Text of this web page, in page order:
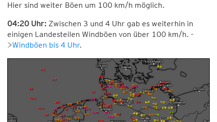
Hier sind weiter Böen um 100 km/h möglich.
04:20 Uhr: Zwischen 3 und 4 Uhr gab es weiterhin in
einigen Landesteilen Windböen von über 100 km/h. -
>Windböen bis 4 Uhr.